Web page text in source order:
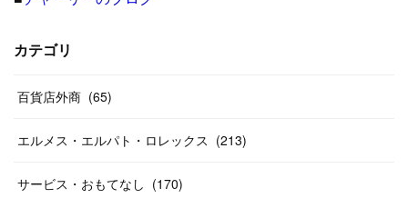
(8 )
(17
(12)
19)
(13
(14)
27)
(29
(24)
(26
31
(26
(20)
(14
(46
40
(55
(38)
(20
(31
(33
(46)
(20
カテゴリ
百貨店外商 (65)
エルメス・エルパト・ロレックス (213)
サービス・おもてなし (170)